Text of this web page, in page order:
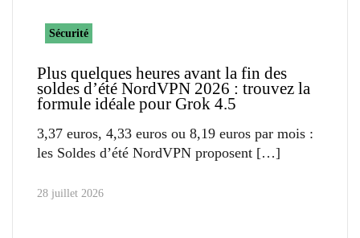
Sécurité
Plus quelques heures avant la fin des
soldes d’été NordVPN 2026 : trouvez la
formule idéale pour Grok 4.5
3,37 euros, 4,33 euros ou 8,19 euros par mois :
les Soldes d’été NordVPN proposent
28 juillet 2026